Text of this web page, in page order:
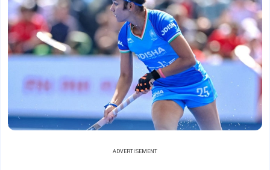
ADVERTISEMENT